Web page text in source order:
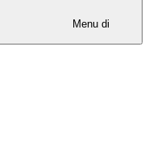
Menu di